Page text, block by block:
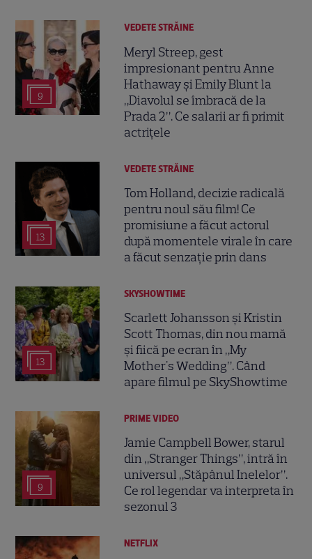
9
VEDETE STRĂINE
Meryl Streep, gest
impresionant pentru Anne
Hathaway și Emily Blunt la
„Diavolul se îmbracă de la
Prada 2”. Ce salarii ar fi primit
actrițele
13
VEDETE STRĂINE
Tom Holland, decizie radicală
pentru noul său film! Ce
promisiune a făcut actorul
după momentele virale în care
a făcut senzație prin dans
13
SKYSHOWTIME
Scarlett Johansson și Kristin
Scott Thomas, din nou mamă
și fiică pe ecran în „My
Mother's Wedding”. Când
apare filmul pe SkyShowtime
9
PRIME VIDEO
Jamie Campbell Bower, starul
din „Stranger Things”, intră în
universul „Stăpânul Inelelor”.
Ce rol legendar va interpreta în
sezonul 3
NETFLIX